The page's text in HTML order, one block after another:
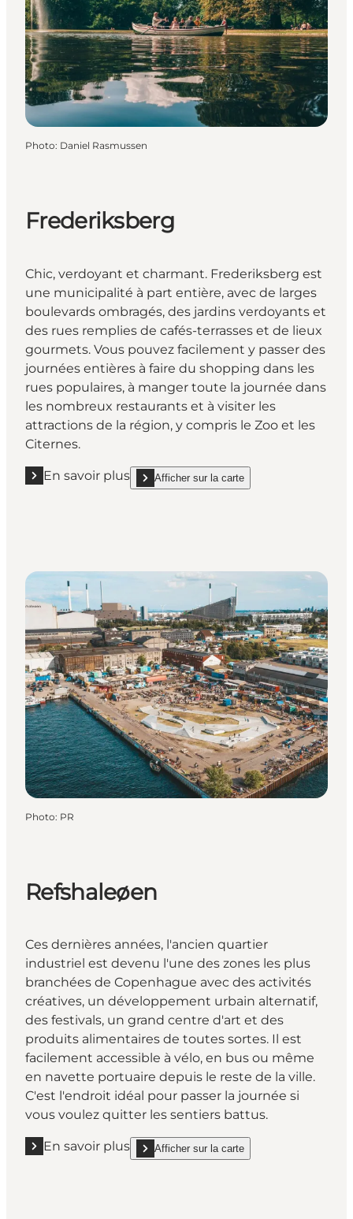
Photo: Daniel Rasmussen
Frederiksberg
Chic, verdoyant et charmant. Frederiksberg est
une municipalité à part entière, avec de larges
boulevards ombragés, des jardins verdoyants et
des rues remplies de cafés-terrasses et de lieux
gourmets. Vous pouvez facilement y passer des
journées entières à faire du shopping dans les
rues populaires, à manger toute la journée dans
les nombreux restaurants et à visiter les
attractions de la région, y compris le Zoo et les
Citernes.
En savoir plus
En savoir plus "Frederiksberg"
Afficher sur la carte
show Frederiksberg on_map
Photo: PR
Refshaleøen
Ces dernières années, l'ancien quartier
industriel est devenu l'une des zones les plus
branchées de Copenhague avec des activités
créatives, un développement urbain alternatif,
des festivals, un grand centre d'art et des
produits alimentaires de toutes sortes. Il est
facilement accessible à vélo, en bus ou même
en navette portuaire depuis le reste de la ville.
C'est l'endroit idéal pour passer la journée si
vous voulez quitter les sentiers battus.
En savoir plus
En savoir plus "Refshaleøen"
Afficher sur la carte
show Refshaleøen on_map